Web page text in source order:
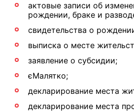
актовые записи об
рождении, браке и
свидетельства о
выписка о месте
заявление о субсидии;
єМалятко;
декларирование места
декларирование места